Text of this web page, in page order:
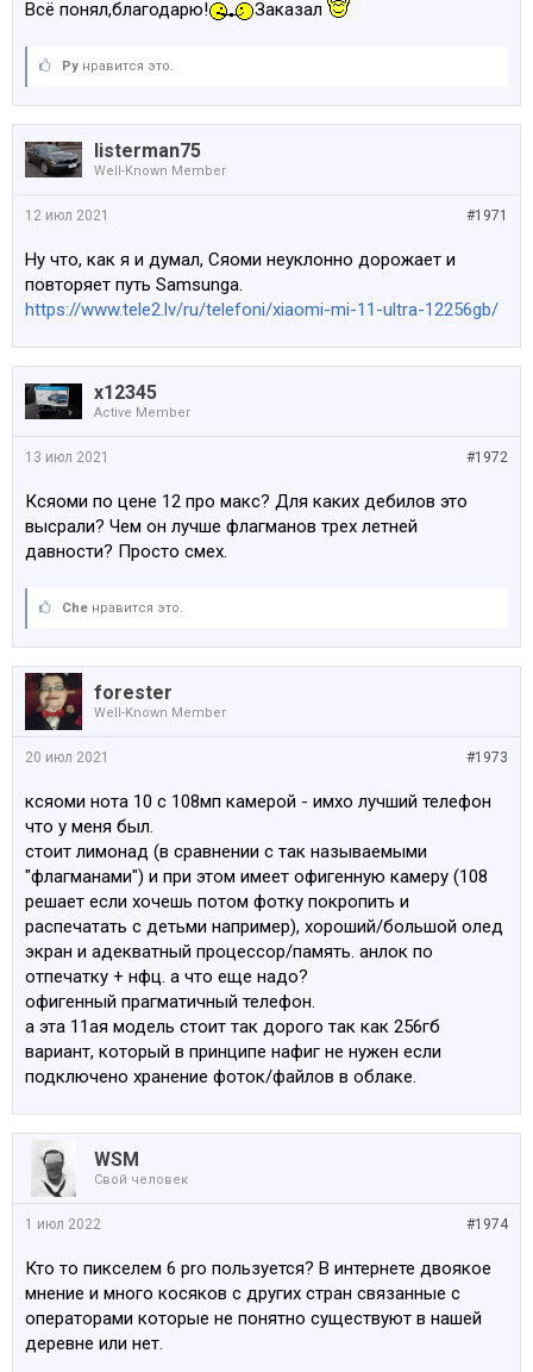
Да и в общем удобно.
Какие то ещё вопросы? С чем сравниваете?
Всё понял,благодарю! Заказал
Ру нравится это.
listerman75
Well-Known Member
#1971
12 июл 2021
Ну что, как я и думал, Сяоми неуклонно дорожает и
повторяет путь Samsungа.
https://www.tele2.lv/ru/telefoni/xiaomi-mi-11-ultra-12256gb/
x12345
Active Member
#1972
13 июл 2021
Ксяоми по цене 12 про макс? Для каких дебилов это
высрали? Чем он лучше флагманов трех летней
давности? Просто смех.
Che нравится это.
forester
Well-Known Member
#1973
20 июл 2021
ксяоми нота 10 с 108мп камерой - имхо лучший телефон
что у меня был.
стоит лимонад (в сравнении с так называемыми
"флагманами") и при этом имеет офигенную камеру (108
решает если хочешь потом фотку покропить и
распечатать с детьми например), хороший/большой олед
экран и адекватный процессор/память. анлок по
отпечатку + нфц. а что еще надо?
офигенный прагматичный телефон.
а эта 11ая модель стоит так дорого так как 256гб
вариант, который в принципе нафиг не нужен если
подключено хранение фоток/файлов в облаке.
WSM
Свой человек
#1974
1 июл 2022
Кто то пикселем 6 pro пользуется? В интернете двоякое
мнение и много косяков с других стран связанные с
операторами которые не понятно существуют в нашей
деревне или нет.